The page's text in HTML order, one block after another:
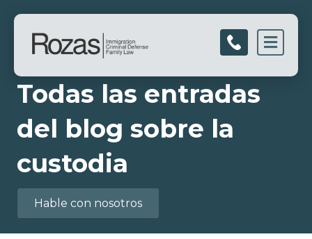
Todas las entradas
del blog sobre la
custodia
Hable con nosotros